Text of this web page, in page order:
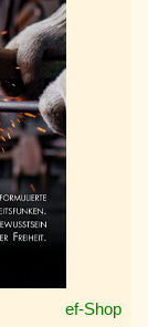
ef-Shop